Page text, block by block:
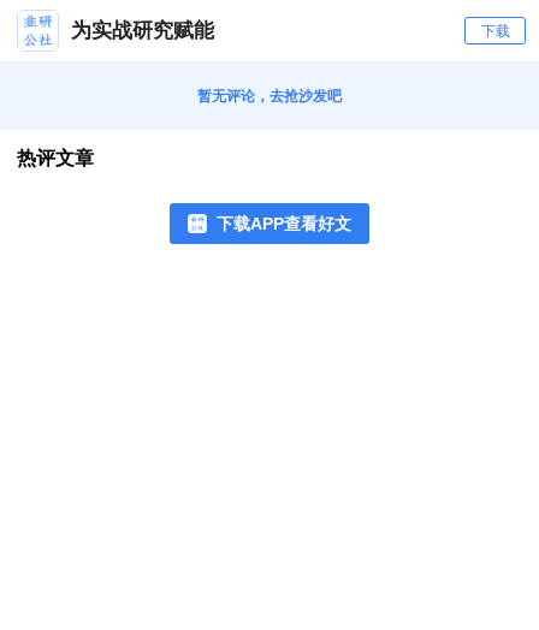
为实战研究赋能 下载
暂无评论，去抢沙发吧
热评文章
下载APP查看好文